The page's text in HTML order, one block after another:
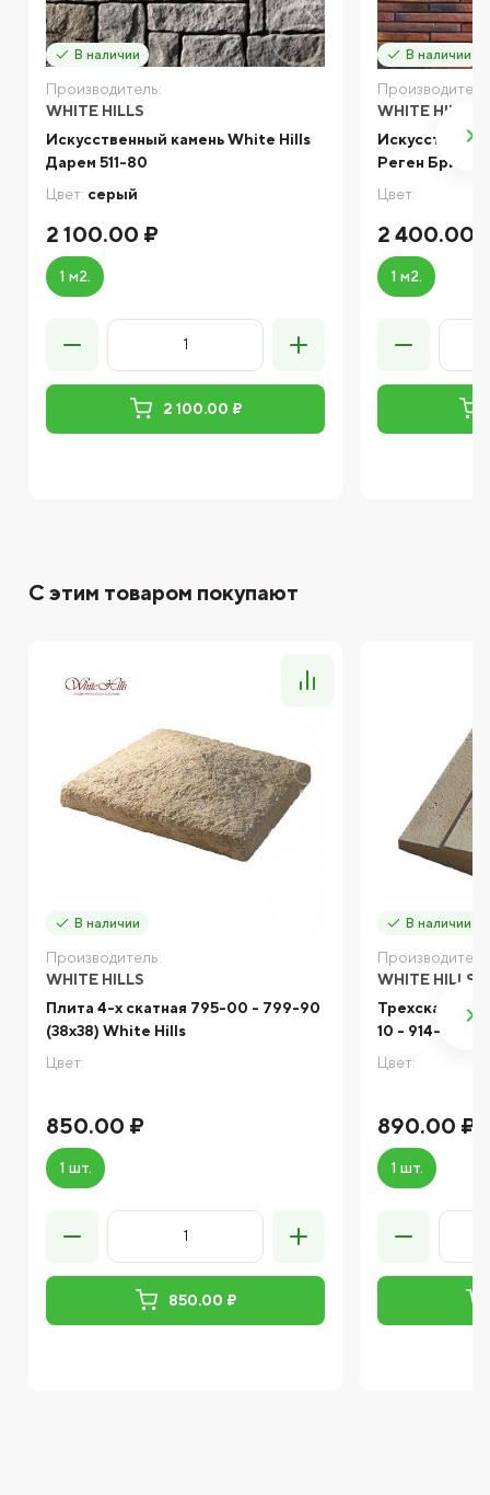
В наличии
Производитель:
WHITE HILLS
Искусственный камень White Hills
Дарем 511-80
Цвет: серый
2 100.00 ₽
1 м2.
2 100.00 ₽
В наличии
WHITE HILLS
Реген Брик
Цвет:
2 400.00
1 м2.
С этим товаром покупают
В наличии
Производитель:
WHITE HILLS
Плита 4-х скатная 795-00 - 799-90
(38x38) White Hills
Цвет:
850.00 ₽
1 шт.
850.00 ₽
В наличии
WHITE HILLS
Трехскатные
10 - 914-40
Цвет:
890.00 ₽
1 шт.